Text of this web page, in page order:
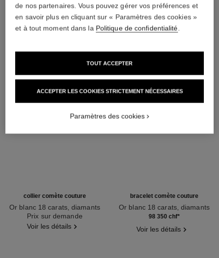
DÉCOUVREZ AUSSI
collier comète couture
Or blanc 18 carats, diamants
Réf. J64805Prix sur demande
Voir les détails
bracelet comète couture
Or blanc 18 carats, diamants
Réf. J6481998 350 chf*
Voir les détails
de nos partenaires. Vous pouvez gérer vos préférences et
en savoir plus en cliquant sur « Paramètres des cookies »
et à tout moment dans la Politique de confidentialité.
ACCEPTER LES COOKIES STRICTEMENT NÉCESSAIRES
TOUT ACCEPTER
Paramètres des cookies